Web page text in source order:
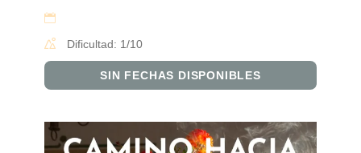
Dificultad: 1/10
SIN FECHAS DISPONIBLES